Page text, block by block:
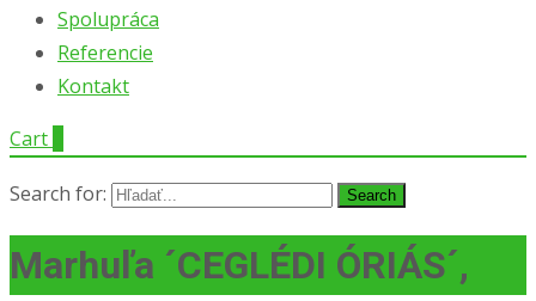
Spolupráca
Referencie
Kontakt
Cart
Search for:
Marhuľa ´CEGLÉDI ÓRIÁS´,